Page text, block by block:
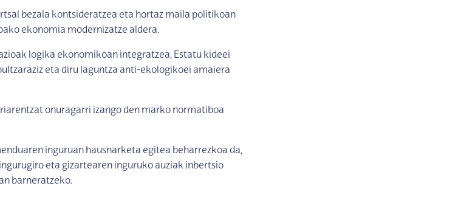
bezala kontsideratzea eta hortaz maila politikoan
ekonomia modernizatze aldera.
logika ekonomikoan integratzea, Estatu kideei
eta diru laguntza anti-ekologikoei amaiera
onuragarri izango den marko normatiboa
inguruan hausnarketa egitea beharrezkoa da,
eta gizartearen inguruko auziak inbertsio
barneratzeko.